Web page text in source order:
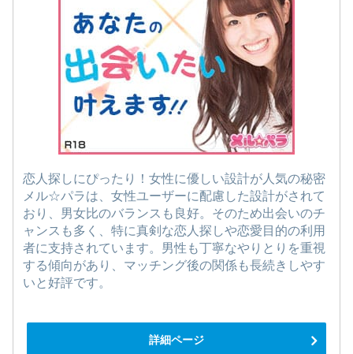
恋人探しにぴったり！女性に優しい設計が人気の秘密
メル☆パラは、女性ユーザーに配慮した設計がされて
おり、男女比のバランスも良好。そのため出会いのチ
ャンスも多く、特に真剣な恋人探しや恋愛目的の利用
者に支持されています。男性も丁寧なやりとりを重視
する傾向があり、マッチング後の関係も長続きしやす
いと好評です。
詳細ページ